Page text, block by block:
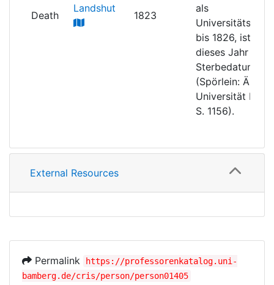
Death
Landshut
1823
als
bis 1826, ist
dieses Jahr als
Sterbedatum
(Spörlein: Ältere
Universität
S. 1156).
External Resources
Permalink
https://professorenkatalog.uni-
bamberg.de/cris/person/person01405